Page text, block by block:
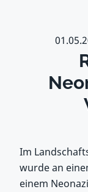
Im
wurde an
einem